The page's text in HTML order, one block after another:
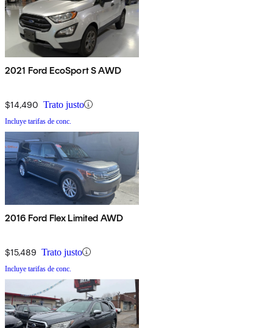
2021 Ford EcoSport S AWD
$14,490 Trato justo
Incluye tarifas de conc.
2016 Ford Flex Limited AWD
$15,489 Trato justo
Incluye tarifas de conc.